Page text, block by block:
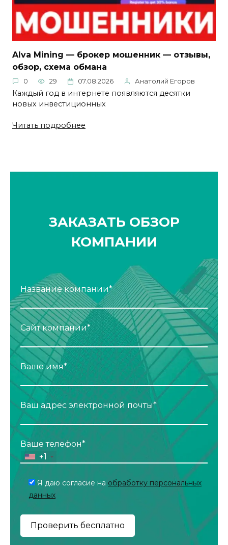
Alva Mining — брокер мошенник — отзывы,
обзор, схема обмана
0 29 07.08.2026 Анатолий Егоров
Каждый год в интернете появляются десятки
новых инвестиционных
Читать подробнее
ЗАКАЗАТЬ ОБЗОР
КОМПАНИИ
Название компании*
Сайт компании*
Ваше имя*
Ваш адрес электронной почты*
Ваше телефон*
+1
Я даю согласие на обработку персональных
данных